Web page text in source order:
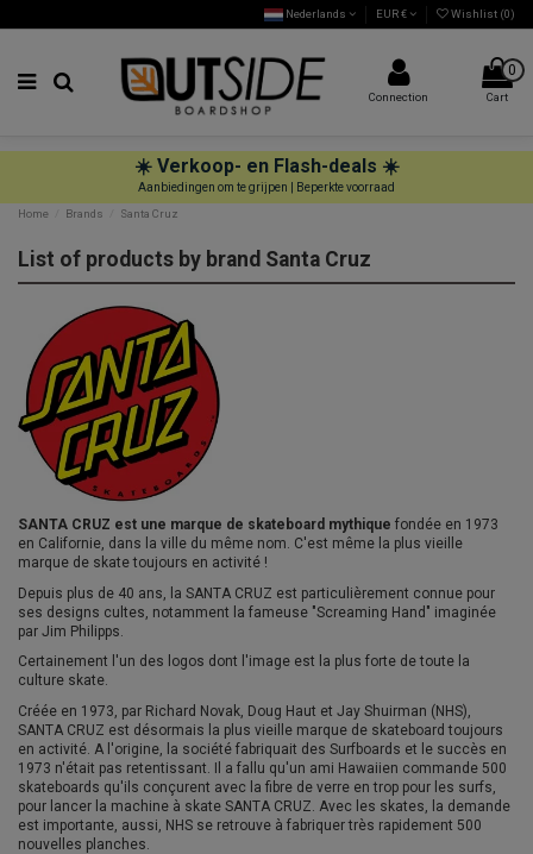
Nederlands EUR € Wishlist (0)
Connection
0
Cart
☀️ Verkoop- en Flash-deals ☀️
Aanbiedingen om te grijpen | Beperkte voorraad
Home
Brands Santa Cruz
List of products by brand Santa Cruz
SANTA CRUZ est une marque de skateboard mythique fondée en 1973
en Californie, dans la ville du même nom. C'est même la plus vieille
marque de skate toujours en activité !
Depuis plus de 40 ans, la SANTA CRUZ est particulièrement connue pour
ses designs cultes, notamment la fameuse "Screaming Hand" imaginée
par Jim Philipps.
Certainement l'un des logos dont l'image est la plus forte de toute la
culture skate.
Créée en 1973, par Richard Novak, Doug Haut et Jay Shuirman (NHS),
SANTA CRUZ est désormais la plus vieille marque de skateboard toujours
en activité. A l'origine, la société fabriquait des Surfboards et le succès en
1973 n'était pas retentissant. Il a fallu qu'un ami Hawaiien commande 500
skateboards qu'ils conçurent avec la fibre de verre en trop pour les surfs,
pour lancer la machine à skate SANTA CRUZ. Avec les skates, la demande
est importante, aussi, NHS se retrouve à fabriquer très rapidement 500
nouvelles planches.